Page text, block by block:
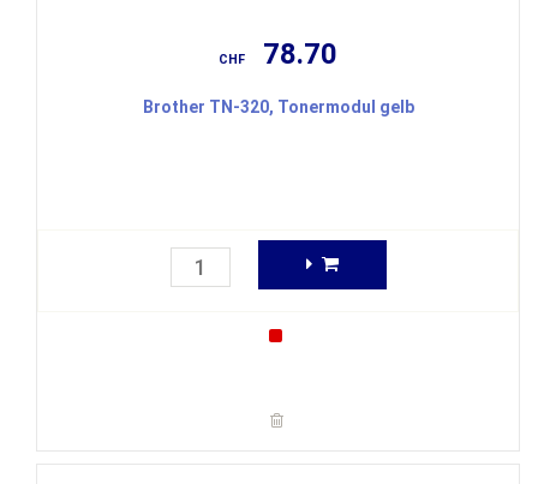
CHF 78.70
Brother TN-320, Tonermodul gelb